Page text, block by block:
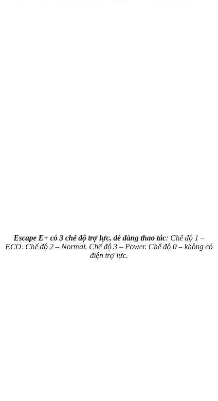
Escape E+ có 3 chế độ trợ lực, dễ dàng thao tác: Chế độ 1 –
ECO. Chế độ 2 – Normal. Chế độ 3 – Power. Chế độ 0 – không có
điện trợ lực.